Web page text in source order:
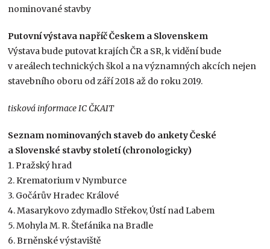
nominované stavby
Putovní výstava napříč Českem a Slovenskem
Výstava bude putovat krajích ČR a SR, k vidění bude
v areálech technických škol a na významných akcích nejen
stavebního oboru od září 2018 až do roku 2019.
tisková informace IC ČKAIT
Seznam nominovaných staveb do ankety České
a Slovenské stavby století (chronologicky)
1. Pražský hrad
2. Krematorium v Nymburce
3. Gočárův Hradec Králové
4. Masarykovo zdymadlo Střekov, Ústí nad Labem
5. Mohyla M. R. Štefánika na Bradle
6. Brněnské výstaviště